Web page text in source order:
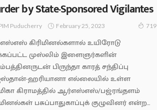
by State-Sponsored Vigilantes
Puducherry February 25, 2023 719
கிரிமினல்களால் உயிரோடு
முஸ்லிம் இளைஞர்களின்
பிருந்தா காரத் சந்திப்பு
ஹரியானா எல்லையில் உள்ள
கிராமத்தில் ஆர்எஸ்எஸ்/பஜ்ரங்தளம்
பசுப்பாதுகாப்புக் குழுவினர் என்ற...